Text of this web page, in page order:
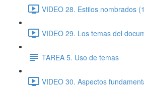
VIDEO 28. Estilos nombrados
VIDEO 29. Los temas del
TAREA 5. Uso de temas
VIDEO 30. Aspectos